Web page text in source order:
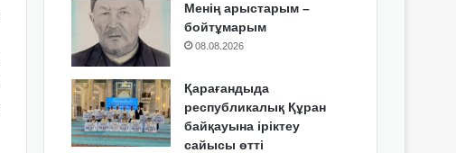
Менің арыстарым –
бойтұмарым
08.08.2026
Қарағандыда
республикалық Құран
байқауына іріктеу
сайысы өтті